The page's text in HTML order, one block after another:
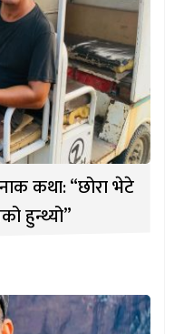
कथा: “छोरा भेटे
हुन्थ्यो”